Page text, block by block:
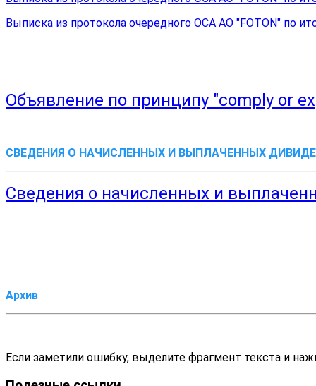
Выписка из протокола очередного ОСА АО "FOTON" по
Объявление по принципу "comply or
СВЕДЕНИЯ О НАЧИСЛЕННЫХ И ВЫПЛАЧЕННЫХ
Сведения о начисленных и
Архив
Если заметили ошибку, выделите фрагмент текста и